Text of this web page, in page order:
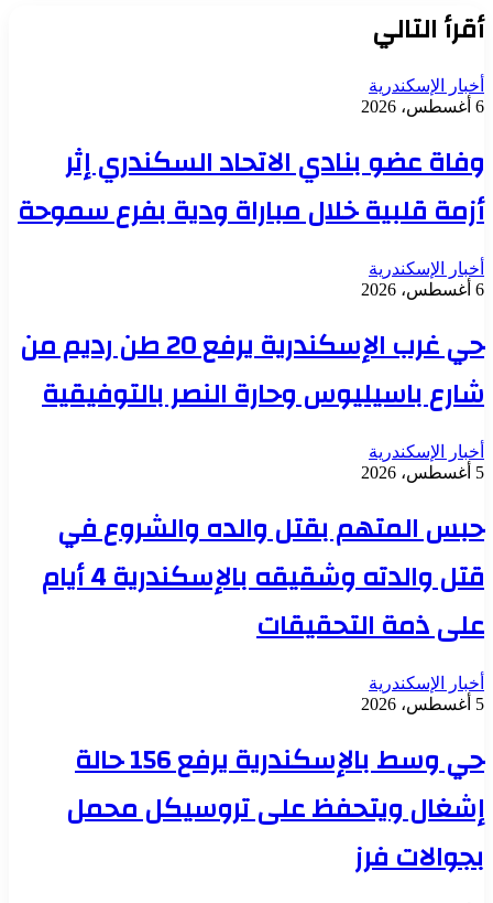
أقرأ التالي
أخبار الإسكندرية
6 أغسطس، 2026
وفاة عضو بنادي الاتحاد السكندري إثر
أزمة قلبية خلال مباراة ودية بفرع سموحة
أخبار الإسكندرية
6 أغسطس، 2026
حي غرب الإسكندرية يرفع 20 طن رديم من
شارع باسيليوس وحارة النصر بالتوفيقية
أخبار الإسكندرية
5 أغسطس، 2026
حبس المتهم بقتل والده والشروع في
قتل والدته وشقيقه بالإسكندرية 4 أيام
على ذمة التحقيقات
أخبار الإسكندرية
5 أغسطس، 2026
حي وسط بالإسكندرية يرفع 156 حالة
إشغال ويتحفظ على تروسيكل محمل
بجوالات فرز